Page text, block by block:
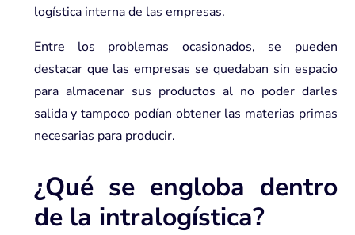
logística interna de las empresas.
Entre los problemas ocasionados, se pueden
destacar que las empresas se quedaban sin espacio
para almacenar sus productos al no poder darles
salida y tampoco podían obtener las materias primas
necesarias para producir.
¿Qué se engloba dentro
de la intralogística?